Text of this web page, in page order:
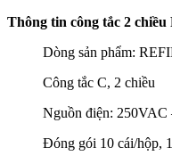
Thông tin công tắc 2
Dòng sản phẩm:
Công tắc C, 2 chiều
Nguồn điện: 250VAC
Đóng gói 10 cái/hộp,